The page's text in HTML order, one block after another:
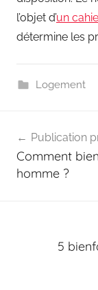
l’objet d’un
détermine les
Logement
de
l’article
Publication
Comment
homme ?
5